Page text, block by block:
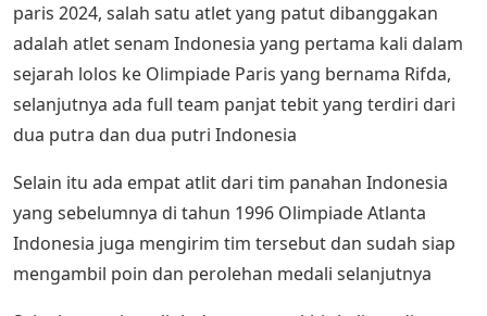
paris 2024, salah satu atlet yang patut dibanggakan
adalah atlet senam Indonesia yang pertama kali dalam
sejarah lolos ke Olimpiade Paris yang bernama Rifda,
selanjutnya ada full team panjat tebit yang terdiri dari
dua putra dan dua putri Indonesia
Selain itu ada empat atlit dari tim panahan Indonesia
yang sebelumnya di tahun 1996 Olimpiade Atlanta
Indonesia juga mengirim tim tersebut dan sudah siap
mengambil poin dan perolehan medali selanjutnya